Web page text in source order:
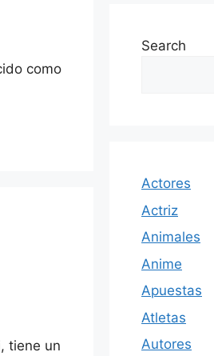
como
tiene un
Search
Actores
Actriz
Animales
Anime
Apuestas
Atletas
Autores